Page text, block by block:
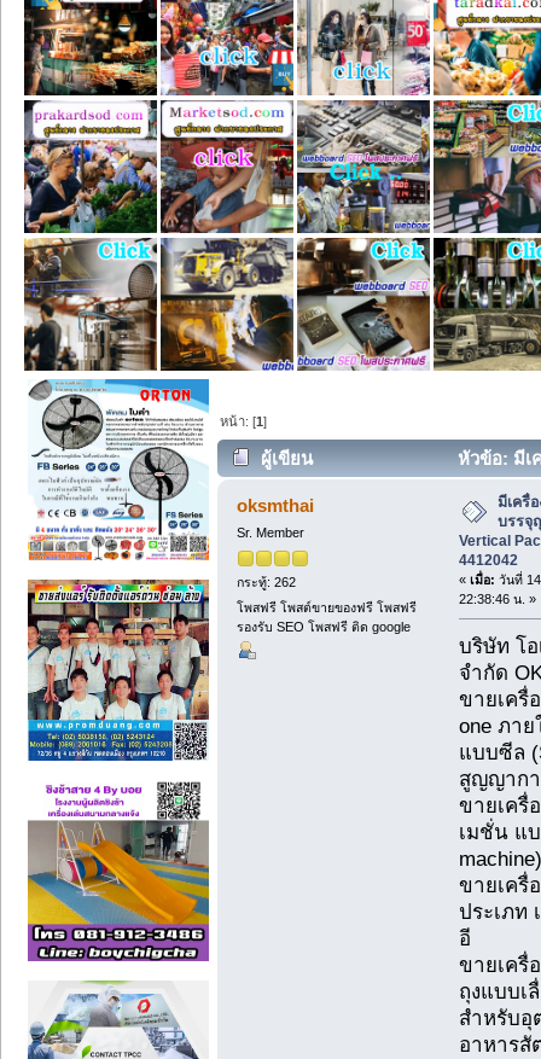
หน้า: [1]
ผู้เขียน
หัวข้อ: มีเ
Vertical Packing Machine 081-
oksmthai
Sr. Member
กระทู้: 262
โพสฟรี โพสต์ขายของฟรี โพสฟรี
รองรับ SEO โพสฟรี ติด google
มีเครื่
บรรจุ
Vertical
4412042
« เมื่อ: วันที่
22:38:46 น. »
บริษัท โ
จำกัด
ขายเครื่
one ภาย
แบบซีล
สูญญากา
ขายเครื่
เมชั่น แบ
machine)
ขายเครื่
ประเภท
อี
ขายเครื่
ถุงแบบเ
สำหรับอุ
อาหารสั